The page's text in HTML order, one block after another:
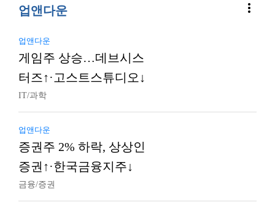
업앤다운 more_vert
업앤다운
게임주 상승…데브시스
터즈↑·고스트스튜디오↓
IT/과학
업앤다운
증권주 2% 하락, 상상인
증권↑·한국금융지주↓
금융/증권